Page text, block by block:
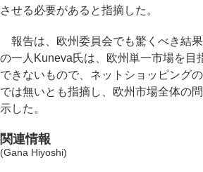
させる必要があると指摘した。
報告は、欧州委員会でも驚くべき結
の一人Kuneva氏は、欧州単一市場を目
できないもので、ネットショッピング
では無いとも指摘し、欧州市場全体の
示した。
関連情報
(Gana Hiyoshi)